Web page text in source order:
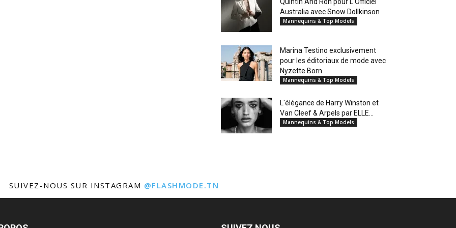
Australia avec Snow Dollkinson
Mannequins & Top Models
Marina Testino exclusivement
pour les éditoriaux de mode avec
Nyzette Born
Mannequins & Top Models
L'élégance de Harry Winston et
Van Cleef & Arpels par ELLE...
Mannequins & Top Models
SUIVEZ-NOUS SUR INSTAGRAM @FLASHMODE.TN